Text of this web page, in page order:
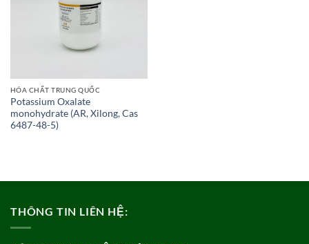
HÓA CHẤT TRUNG QUỐC
Potassium Oxalate
monohydrate (AR, Xilong, Cas
6487-48-5)
THÔNG TIN LIÊN HỆ: